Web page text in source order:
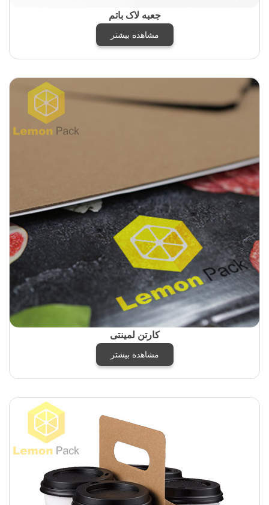
جعبه لاک باتم
مشاهده بیشتر
کارتن لمینتی
مشاهده بیشتر